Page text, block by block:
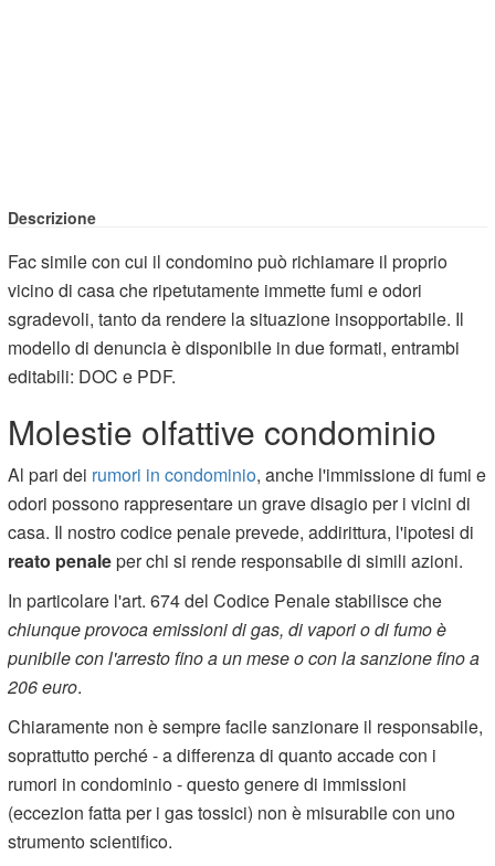
Descrizione
Fac simile con cui il condomino può richiamare il proprio
vicino di casa che ripetutamente immette fumi e odori
sgradevoli, tanto da rendere la situazione insopportabile. Il
modello di denuncia è disponibile in due formati, entrambi
editabili: DOC e PDF.
Molestie olfattive condominio
Al pari dei rumori in condominio, anche l'immissione di fumi e
odori possono rappresentare un grave disagio per i vicini di
casa. Il nostro codice penale prevede, addirittura, l'ipotesi di
reato penaleper chi si rende responsabile di simili azioni.
In particolare l'art. 674 del Codice Penale stabilisce che
chiunque provoca emissioni di gas, di vapori o di fumo è
punibile con l'arresto fino a un mese o con la sanzione fino a
206 euro.
Chiaramente non è sempre facile sanzionare il responsabile,
soprattutto perché - a differenza di quanto accade con i
rumori in condominio - questo genere di immissioni
(eccezion fatta per i gas tossici) non è misurabile con uno
strumento scientifico.